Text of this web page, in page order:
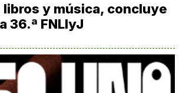
libros y música, concluye
36.ª FNLIyJ